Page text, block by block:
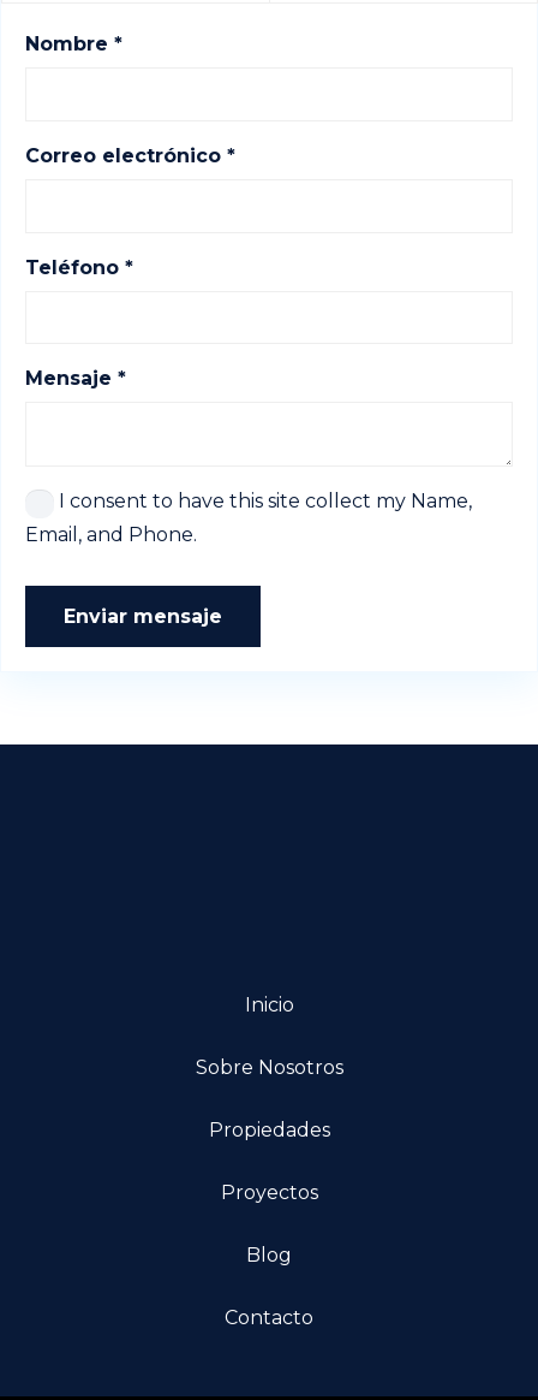
Nombre *
Correo electrónico *
Teléfono *
Mensaje *
I consent to have this site collect my Name,
Email, and Phone.
Enviar mensaje
Inicio
Sobre Nosotros
Propiedades
Proyectos
Blog
Contacto